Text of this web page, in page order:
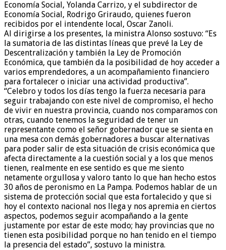
Economía Social, Yolanda Carrizo, y el subdirector de
Economía Social, Rodrigo Griraudo, quienes fueron
recibidos por el intendente local, Oscar Zanoli.
Al dirigirse a los presentes, la ministra Alonso sostuvo: “Es
la sumatoria de las distintas líneas que prevé la Ley de
Descentralización y también la Ley de Promoción
Económica, que también da la posibilidad de hoy acceder a
varios emprendedores, a un acompañamiento financiero
para fortalecer o iniciar una actividad productiva”.
“Celebro y todos los días tengo la fuerza necesaria para
seguir trabajando con este nivel de compromiso, el hecho
de vivir en nuestra provincia, cuando nos comparamos con
otras, cuando tenemos la seguridad de tener un
representante como el señor gobernador que se sienta en
una mesa con demás gobernadores a buscar alternativas
para poder salir de esta situación de crisis económica que
afecta directamente a la cuestión social y a los que menos
tienen, realmente en ese sentido es que me siento
netamente orgullosa y valoro tanto lo que han hecho estos
30 años de peronismo en La Pampa. Podemos hablar de un
sistema de protección social que esta fortalecido y que si
hoy el contexto nacional nos llega y nos apremia en ciertos
aspectos, podemos seguir acompañando a la gente
justamente por estar de este modo; hay provincias que no
tienen esta posibilidad porque no han tenido en el tiempo
la presencia del estado”, sostuvo la ministra.